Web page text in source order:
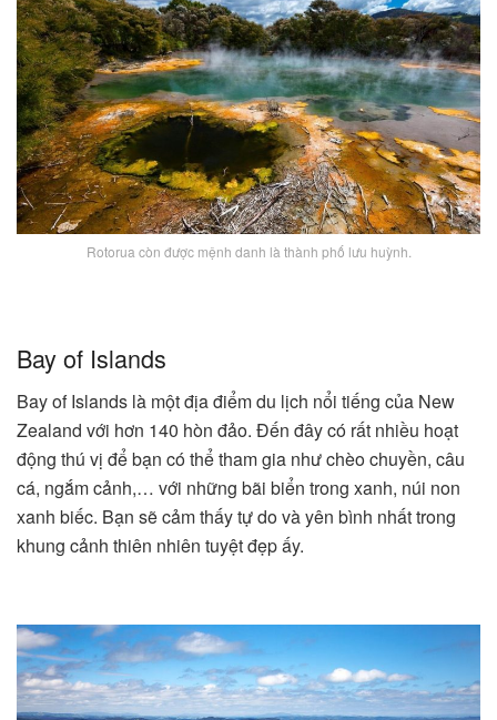
Rotorua còn được mệnh danh là thành phố lưu huỳnh.
Bay of Islands
Bay of Islands là một địa điểm du lịch nổi tiếng của New
Zealand với hơn 140 hòn đảo. Đến đây có rất nhiều hoạt
động thú vị để bạn có thể tham gia như chèo chuyền, câu
cá, ngắm cảnh,… với những bãi biển trong xanh, núi non
xanh biếc. Bạn sẽ cảm thấy tự do và yên bình nhất trong
khung cảnh thiên nhiên tuyệt đẹp ấy.